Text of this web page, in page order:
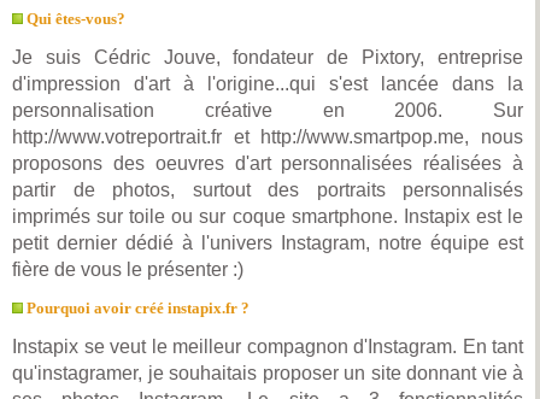
Qui êtes-vous?
Je suis Cédric Jouve, fondateur de Pixtory, entreprise
d'impression d'art à l'origine...qui s'est lancée dans la
personnalisation créative en 2006. Sur
http://www.votreportrait.fr et http://www.smartpop.me, nous
proposons des oeuvres d'art personnalisées réalisées à
partir de photos, surtout des portraits personnalisés
imprimés sur toile ou sur coque smartphone. Instapix est le
petit dernier dédié à l'univers Instagram, notre équipe est
fière de vous le présenter :)
Pourquoi avoir créé instapix.fr ?
Instapix se veut le meilleur compagnon d'Instagram. En tant
qu'instagramer, je souhaitais proposer un site donnant vie à